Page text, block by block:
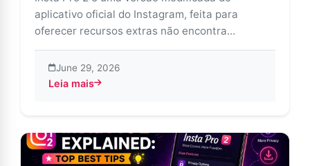
aplicativo oficial do Instagram, feita para
oferecer recursos extras não encontra...
June 29, 2026
Leia mais
about Insta Pro 2 APK: Aproveitando o Melhor do